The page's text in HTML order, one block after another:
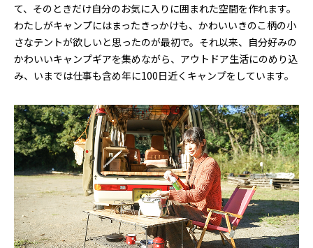
て、そのときだけ自分のお気に入りに囲まれた空間を作れます。
わたしがキャンプにはまったきっかけも、かわいいきのこ柄の小
さなテントが欲しいと思ったのが最初で。それ以来、自分好みの
かわいいキャンプギアを集めながら、アウトドア生活にのめり込
み、いまでは仕事も含め年に100日近くキャンプをしています。